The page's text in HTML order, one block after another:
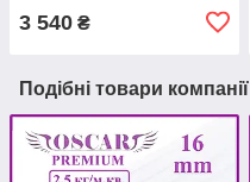
3 540 ₴
Подібні товари компанії